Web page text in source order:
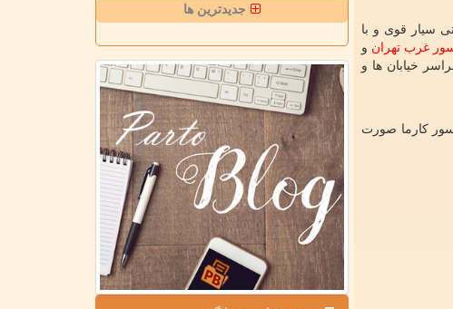
سیار قوی و با
غرب تهران و
خیابان ها و
کارما صورت
جدیدترین ها